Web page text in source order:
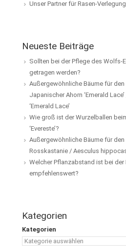
Unser Partner für Rasen-Verlegung
Neueste Beiträge
Sollten bei der Pflege des Wolfs-
getragen werden?
Außergewöhnliche Bäume für den
Japanischer Ahorn ‘Emerald
‘Emerald Lace’
Wie groß ist der Wurzelballen
‘Evereste’?
Außergewöhnliche Bäume für
Rosskastanie / Aesculus
Welcher Pflanzabstand ist bei der
empfehlenswert?
Kategorien
Kategorien